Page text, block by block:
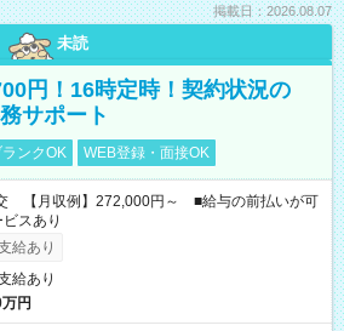
掲載日：2026.08.07
未読
円！16時定時！契約状況の
サポート
ランクOK WEB登録・面接OK
【月収例】272,000円～ ■給与の前払いが可
スあり
給あり
給あり
円